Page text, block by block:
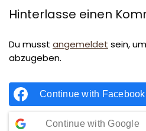
Hinterlasse einen
Du musst angemeldet sein,
abzugeben.
Continue with Facebook
Continue with Google